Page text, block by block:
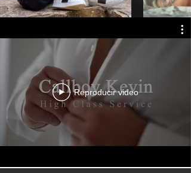
Reproducir video